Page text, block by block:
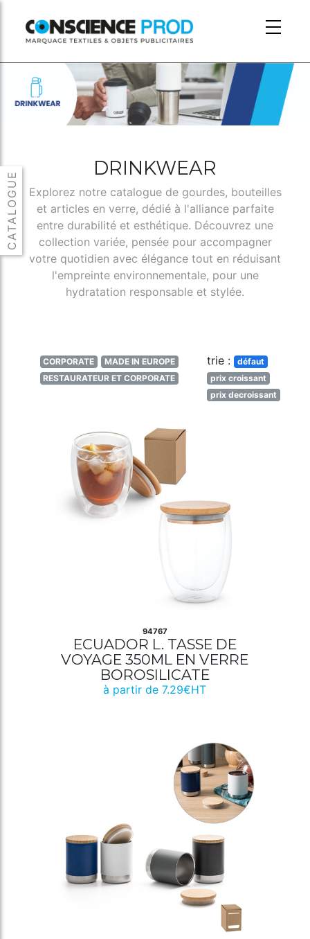
DRINKWEAR
Explorez notre catalogue de gourdes, bouteilles
et articles en verre, dédié à l'alliance parfaite
entre durabilité et esthétique. Découvrez une
collection variée, pensée pour accompagner
votre quotidien avec élégance tout en réduisant
l'empreinte environnementale, pour une
hydratation responsable et stylée.
CORPORATE
MADE IN EUROPE
RESTAURATEUR ET CORPORATE
trie : défaut
prix croissant
prix decroissant
94767
ECUADOR L. TASSE DE
VOYAGE 350ML EN VERRE
BOROSILICATE
à partir de 7.29€HT